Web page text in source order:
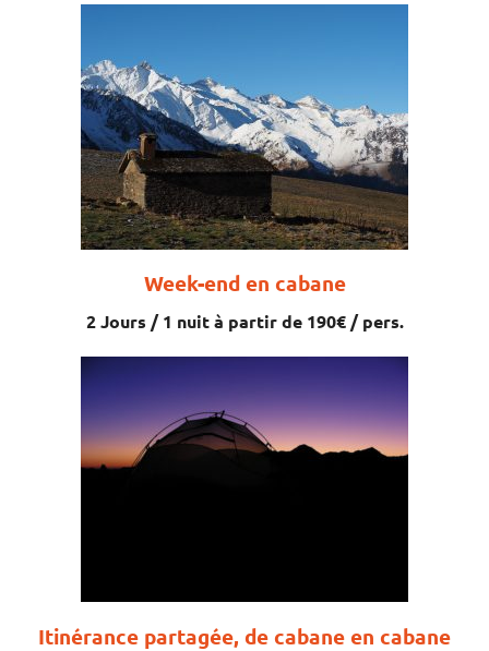
Week-end en cabane
2 Jours / 1 nuit à partir de 190€ / pers.
Itinérance partagée, de cabane en cabane